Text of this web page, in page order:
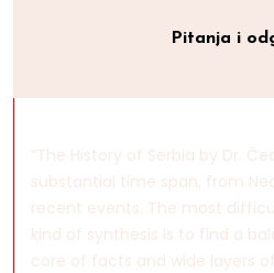
Pitanja i
“The History of Serbia by Dr.
substantial time span, from
recent events. The most
kind of synthesis is to find a
core of facts and wide layers